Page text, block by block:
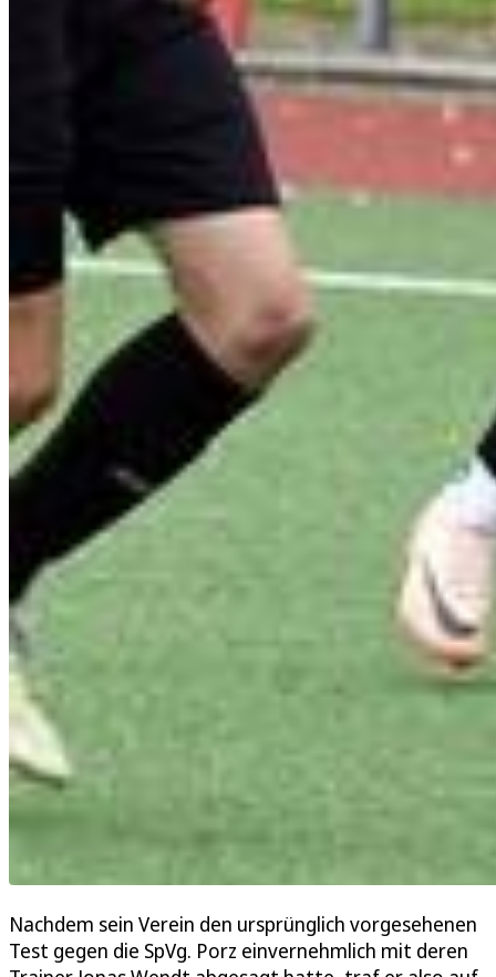
Nachdem sein Verein den ursprünglich vorgesehenen
Test gegen die SpVg. Porz einvernehmlich mit deren